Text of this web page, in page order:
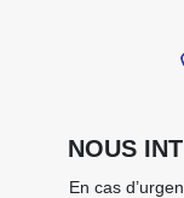
NOUS
En cas